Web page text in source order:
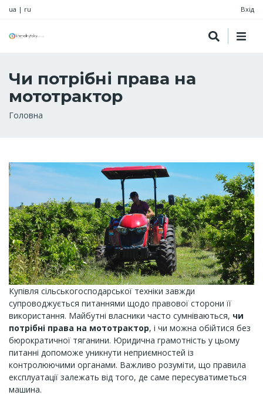
ua | ru Вхід
Чи потрібні права на
мототрактор
Рядок
Головна
Купівля сільськогосподарської техніки завжди
супроводжується питаннями щодо правової сторони її
використання. Майбутні власники часто сумніваються, чи
потрібні права на мототрактор, і чи можна обійтися без
бюрократичної тяганини. Юридична грамотність у цьому
питанні допоможе уникнути неприємностей із
контролюючими органами. Важливо розуміти, що правила
експлуатації залежать від того, де саме пересуватиметься
машина.